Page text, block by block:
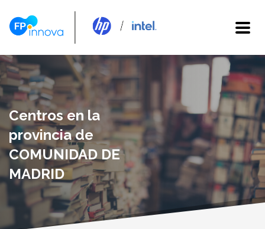
Centros en la
provincia de
COMUNIDAD DE
MADRID